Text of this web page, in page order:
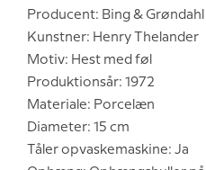
Producent: Bing & Grøndahl
Kunstner: Henry Thelander
Motiv: Hest med føl
Produktionsår: 1972
Materiale: Porcelæn
Diameter: 15 cm
Tåler opvaskemaskine: Ja